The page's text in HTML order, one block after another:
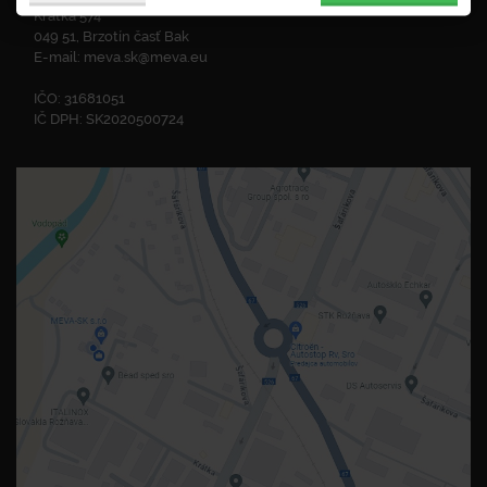
Krátka 574
049 51, Brzotín časť Bak
E-mail: meva.sk@meva.eu
IČO: 31681051
IČ DPH: SK2020500724